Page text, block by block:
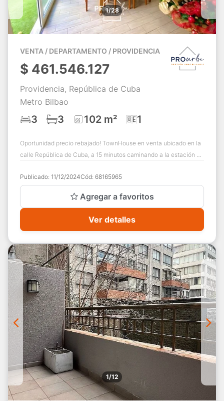
1/28
VENTA / DEPARTAMENTO / PROVIDENCIA
$ 461.546.127
Providencia, República de Cuba
Metro Bilbao
3 3 102 m² 1
Oportunidad precio rebajado! TownHouse en venta ubicado en la
calle República de Cuba, a 15 minutos caminando a la estación de
Publicado: 11/12/2024Cód: 68165965
Agregar a favoritos
Ver detalles
1/12